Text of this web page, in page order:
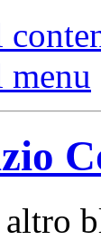
menu
altro